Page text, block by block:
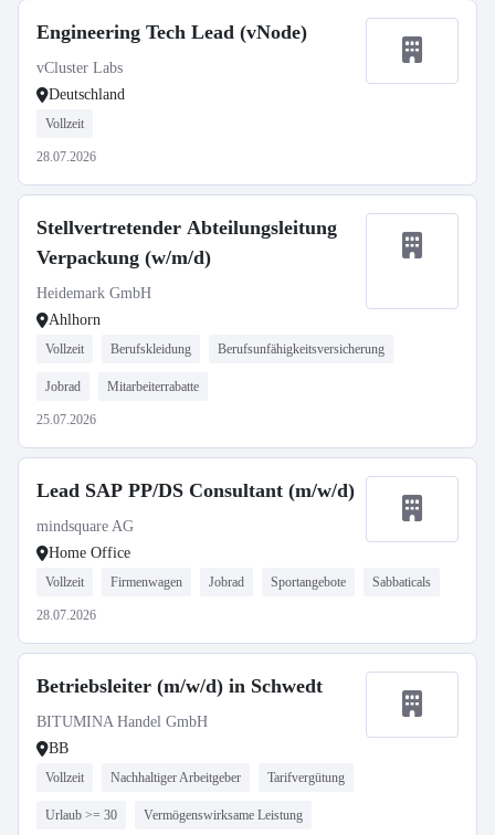
Engineering Tech Lead (vNode)
vCluster Labs
Deutschland
Vollzeit
28.07.2026
Stellvertretender Abteilungsleitung
Verpackung (w/m/d)
Heidemark GmbH
Ahlhorn
Vollzeit Berufskleidung Berufsunfähigkeitsversicherung
Jobrad Mitarbeiterrabatte
25.07.2026
Lead SAP PP/DS Consultant (m/w/d)
mindsquare AG
Home Office
Vollzeit Firmenwagen Jobrad Sportangebote Sabbaticals
28.07.2026
Betriebsleiter (m/w/d) in Schwedt
BITUMINA Handel GmbH
BB
Vollzeit Nachhaltiger Arbeitgeber Tarifvergütung
Urlaub >= 30 Vermögenswirksame Leistung